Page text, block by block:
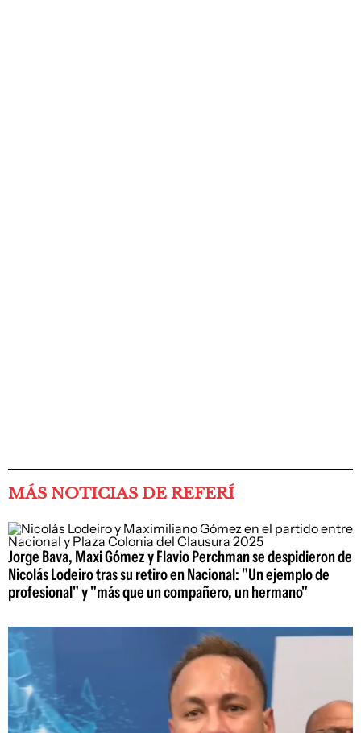
MÁS NOTICIAS DE REFERÍ
Jorge Bava, Maxi Gómez y Flavio Perchman se despidieron de
Nicolás Lodeiro tras su retiro en Nacional: "Un ejemplo de
profesional" y "más que un compañero, un hermano"